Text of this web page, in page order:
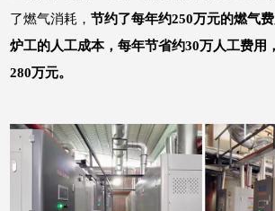
了燃气消耗，节约了每年约250万元的燃气费
炉工的人工成本，每年节省约30万人工费用
280万元。